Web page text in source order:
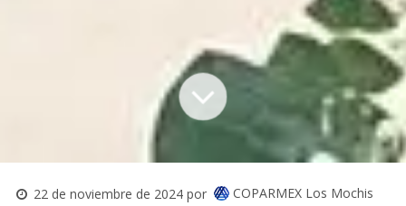
22 de noviembre de 2024 por COPARMEX Los Mochis